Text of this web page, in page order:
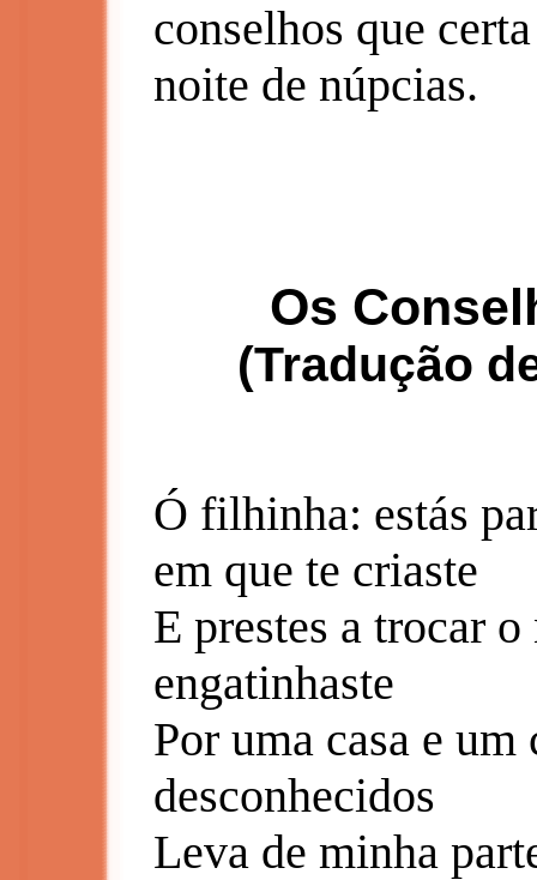
conselhos que
noite de núpcias.
Os
(Tradução
Ó filhinha: estás
em que te criaste
E prestes a trocar
engatinhaste
Por uma casa e
desconhecidos
Leva de minha